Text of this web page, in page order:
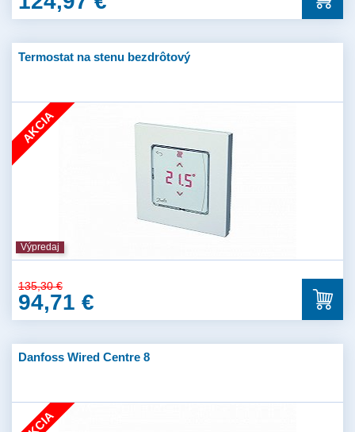
Termostat na stenu bezdrôtový
Výpredaj
AKCIA
135,30 €
94,71 €
Danfoss Wired Centre 8